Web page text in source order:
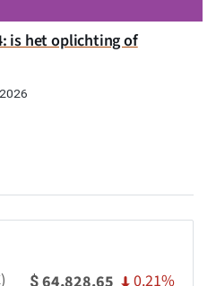
is het oplichting of
$ 0.21%